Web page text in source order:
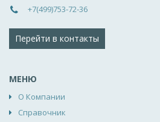
+7(499)753-72-36
Перейти в контакты
МЕНЮ
О Компании
Справочник